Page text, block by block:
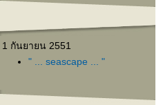
1 กันยายน 2551
" ... seascape ... "